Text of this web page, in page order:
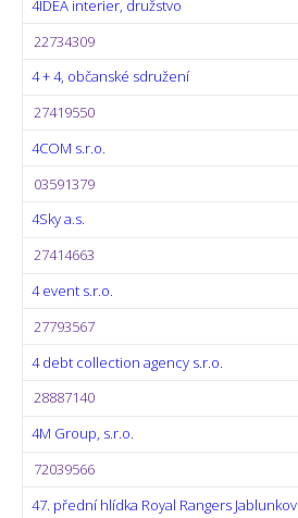
4IDEA interier, družstvo
22734309
4 + 4, občanské sdružení
27419550
4COM s.r.o.
03591379
4Sky a.s.
27414663
4 event s.r.o.
27793567
4 debt collection agency s.r.o.
28887140
4M Group, s.r.o.
72039566
47. přední hlídka Royal Rangers Jablunkov